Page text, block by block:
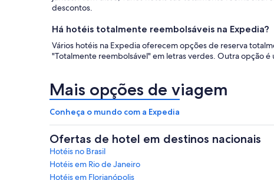
descontos.
Há hotéis totalmente reembolsáveis na Expedia?
Vários hotéis na Expedia oferecem opções de reserva
"Totalmente reembolsável" em letras verdes. Outra opção é
Mais opções de viagem
Conheça o mundo com a Expedia
Ofertas de hotel em destinos nacionais
Hotéis no Brasil
Hotéis em Rio de Janeiro
Hotéis em Florianópolis